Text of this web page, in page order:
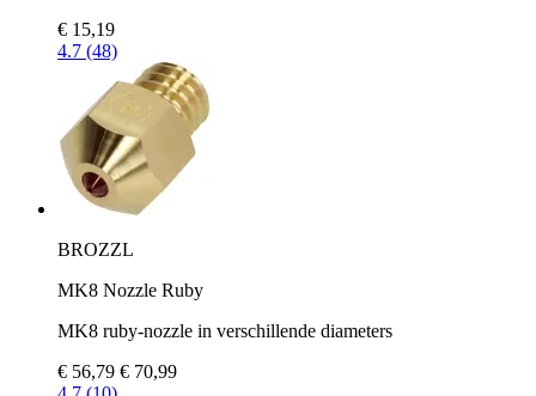
€ 15,19
4.7 (48)
BROZZL
MK8 Nozzle Ruby
MK8 ruby-nozzle in verschillende diameters
€ 56,79 € 70,99